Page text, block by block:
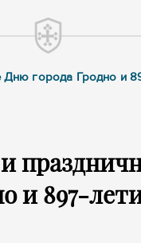
Дню города Гродно и
и 897-